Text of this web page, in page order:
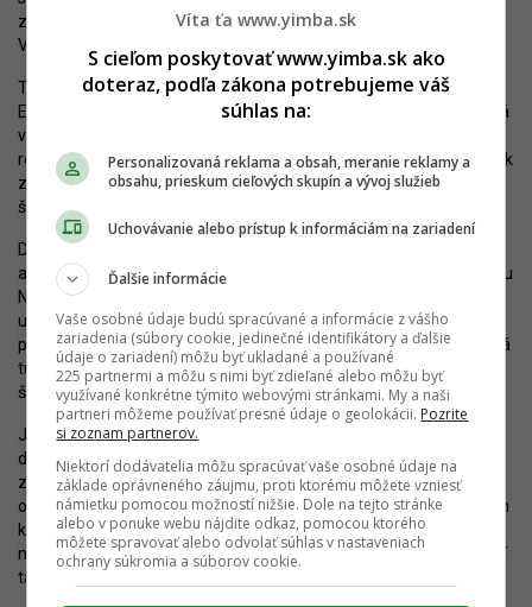
zástavba, ktorá prinesie lepšie prepojenie územia medzi
Vajnorskou a Trnavskou cestou.
Transformáciu územia by mala priniesť spoločnosť J&T Real
Estate. Urbanistický koncept pripravuje kancelária Compass, ktorá
v minulosti zvíťazila v urbanistickej súťaži. Harmonogram
realizácie ani detaily nie sú známe, podmienkou k výstavbe je však
zmena Územného plánu. Lokalita je stále definovaná ako
športová.
Druhou oblasťou záujmu sú brownfieldy, teda bývalé výrobné
areály severovýchodne od železničnej trate, smerujúcej na stanicu
Nové Mesto. V minulosti sa tu nachádzal podnik Istrochem. Ten je
už v podstate neaktívny a na okraji areálu sa začínajú objavovať
prvé zámery – napríkladvízia spoločnosti Penta Real Estate
, ktorá
tu chce stavať byty aj administratívu v spolupráci so slovinským
štúdiom Bevk Perović Arhitekti.
Je tak zrejmé, že Nové Mesto získa v budúcnosti tisíce, resp.
desaťtisíce nových obyvateľov. Z pohľadu majiteľa Vivo! tak má
zmysel centrum udržiavať v dobrej kondícii. V prípade tohto
obrovského rozvoja totiž bude prirodzeným bodom záujmu nielen
kupujúcich, ale aj nájomcov. Sen o veľkej prestavbe inak vcelku
neefektívne využitého mestského bloku s doplnením iných funkcií
tak ostáva nateraz pravdepodobne vzdialený.
Víta ťa www.yimba.sk
S cieľom poskytovať www.yimba.sk ako
doteraz, podľa zákona potrebujeme váš
súhlas na:
Personalizovaná reklama a obsah, meranie reklamy a
obsahu, prieskum cieľových skupín a vývoj služieb
Uchovávanie alebo prístup k informáciám na zariadení
Ďalšie informácie
Vaše osobné údaje budú spracúvané a informácie z vášho
zariadenia (súbory cookie, jedinečné identifikátory a ďalšie
údaje o zariadení) môžu byť ukladané a používané
225 partnermi a môžu s nimi byť zdieľané alebo môžu byť
využívané konkrétne týmito webovými stránkami. My a naši
partneri môžeme používať presné údaje o geolokácii. Pozrite
si zoznam partnerov.
Niektorí dodávatelia môžu spracúvať vaše osobné údaje na
základe oprávneného záujmu, proti ktorému môžete vzniesť
námietku pomocou možností nižšie. Dole na tejto stránke
alebo v ponuke webu nájdite odkaz, pomocou ktorého
môžete spravovať alebo odvolať súhlas v nastaveniach
ochrany súkromia a súborov cookie.